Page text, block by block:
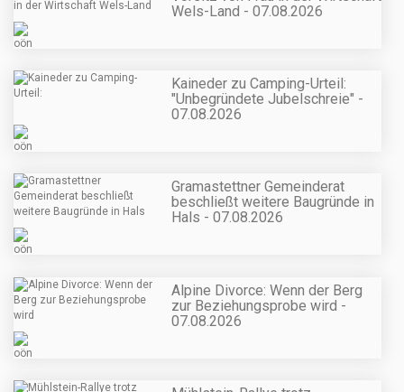
Wels-Land - 07.08.2026
Kaineder zu Camping-Urteil:
"Unbegründete Jubelschreie" -
07.08.2026
Gramastettner Gemeinderat
beschließt weitere Baugründe in
Hals - 07.08.2026
Alpine Divorce: Wenn der Berg
zur Beziehungsprobe wird -
07.08.2026